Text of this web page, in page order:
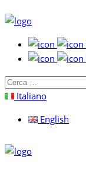
Cerca
per:Italiano
English